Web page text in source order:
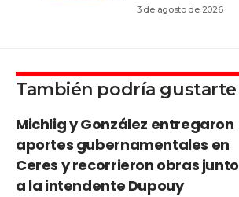
3 de agosto de 2026
También podría gustarte
Michlig y González entregaron
aportes gubernamentales en
Ceres y recorrieron obras junto
a la intendente Dupouy